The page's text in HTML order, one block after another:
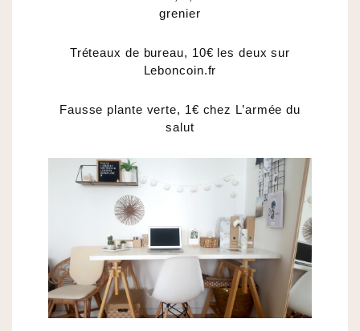
grenier
Tréteaux de bureau, 10€ les deux sur
Leboncoin.fr
Fausse plante verte, 1€ chez L’armée du
salut